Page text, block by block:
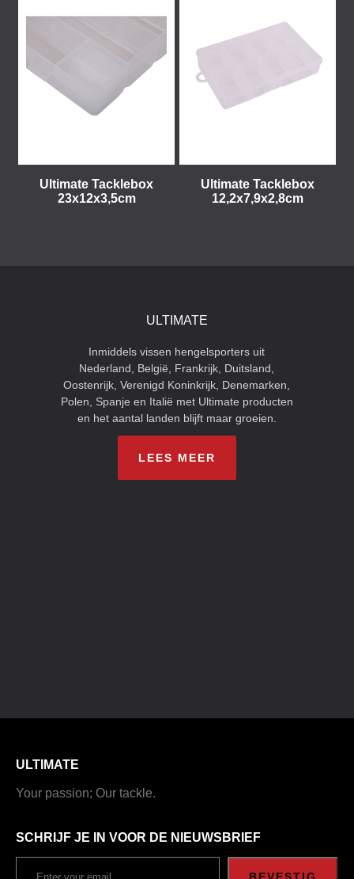
Ultimate Tacklebox
23x12x3,5cm
Ultimate Tacklebox
12,2x7,9x2,8cm
ULTIMATE
Inmiddels vissen hengelsporters uit
Nederland, België, Frankrijk, Duitsland,
Oostenrijk, Verenigd Koninkrijk, Denemarken,
Polen, Spanje en Italië met Ultimate producten
en het aantal landen blijft maar groeien.
LEES MEER
ULTIMATE
Your passion; Our tackle.
SCHRIJF JE IN VOOR DE NIEUWSBRIEF